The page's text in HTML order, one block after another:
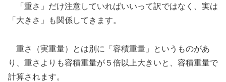
「重さ」だけ注意していればいいって訳ではなく、実は
「大きさ」も関係してきます。
重さ（実重量）とは別に「容積重量」というものがあ
り、重さよりも容積重量が５倍以上大きいと、容積重量で
計算されます。